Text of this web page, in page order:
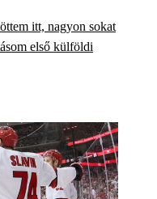
itt, nagyon sokat
első külföldi